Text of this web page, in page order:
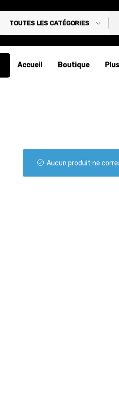
TOUTES LES CATÉGORIES
Accueil Boutique Plus
Aucun produit ne